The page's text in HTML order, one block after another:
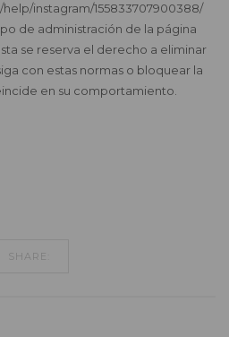
instagram/155833707900388/
de administración de la página
se reserva el derecho a eliminar
con estas normas o bloquear la
en su comportamiento.
SHARE: